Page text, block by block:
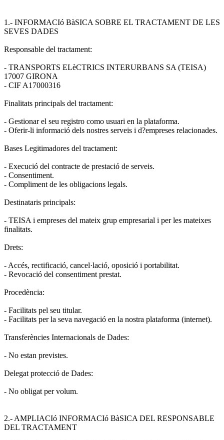
1.- INFORMACIó BàSICA SOBRE EL TRACTAMENT DE LES
SEVES DADES
Responsable del tractament:
- TRANSPORTS ELèCTRICS INTERURBANS SA (TEISA)
17007 GIRONA
- CIF A17000316
Finalitats principals del tractament:
- Gestionar el seu registro como usuari en la plataforma.
- Oferir-li informació dels nostres serveis i d?empreses relacionades.
Bases Legitimadores del tractament:
- Execució del contracte de prestació de serveis.
- Consentiment.
- Compliment de les obligacions legals.
Destinataris principals:
- TEISA i empreses del mateix grup empresarial i per les mateixes
finalitats.
Drets:
- Accés, rectificació, cancel·lació, oposició i portabilitat.
- Revocació del consentiment prestat.
Procedència:
- Facilitats pel seu titular.
- Facilitats per la seva navegació en la nostra plataforma (internet).
Transferències Internacionals de Dades:
- No estan previstes.
Delegat protecció de Dades:
- No obligat per volum.
2.- AMPLIACIó INFORMACIó BàSICA DEL RESPONSABLE
DEL TRACTAMENT